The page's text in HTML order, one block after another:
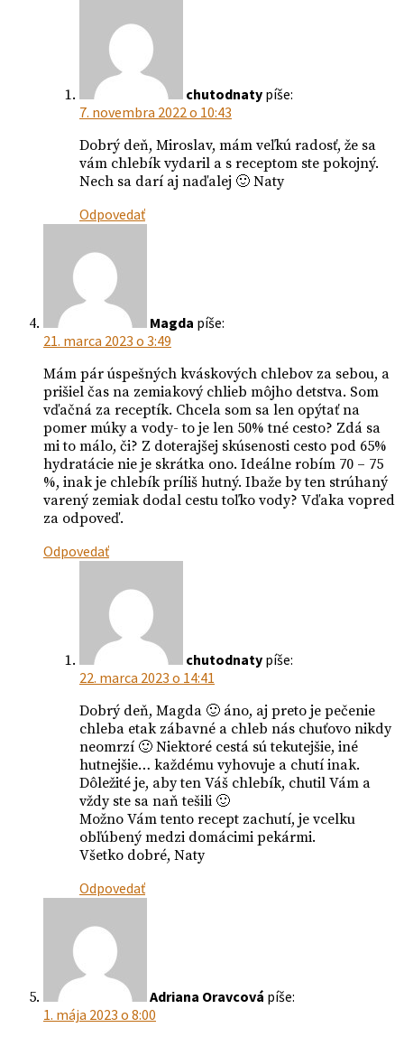
chutodnaty píše:
7. novembra 2022 o 10:43
Dobrý deň, Miroslav, mám veľkú radosť, že sa
vám chlebík vydaril a s receptom ste pokojný.
Nech sa darí aj naďalej 🙂 Naty
Odpovedať
Magda píše:
21. marca 2023 o 3:49
Mám pár úspešných kváskových chlebov za sebou, a
prišiel čas na zemiakový chlieb môjho detstva. Som
vďačná za receptík. Chcela som sa len opýtať na
pomer múky a vody- to je len 50% tné cesto? Zdá sa
mi to málo, či? Z doterajšej skúsenosti cesto pod 65%
hydratácie nie je skrátka ono. Ideálne robím 70 – 75
%, inak je chlebík príliš hutný. Ibaže by ten strúhaný
varený zemiak dodal cestu toľko vody? Vďaka vopred
za odpoveď.
Odpovedať
chutodnaty píše:
22. marca 2023 o 14:41
Dobrý deň, Magda 🙂 áno, aj preto je pečenie
chleba etak zábavné a chleb nás chuťovo nikdy
neomrzí 🙂 Niektoré cestá sú tekutejšie, iné
hutnejšie… každému vyhovuje a chutí inak.
Dôležité je, aby ten Váš chlebík, chutil Vám a
vždy ste sa naň tešili 🙂
Možno Vám tento recept zachutí, je vcelku
obľúbený medzi domácimi pekármi.
Všetko dobré, Naty
Odpovedať
Adriana Oravcová píše:
1. mája 2023 o 8:00